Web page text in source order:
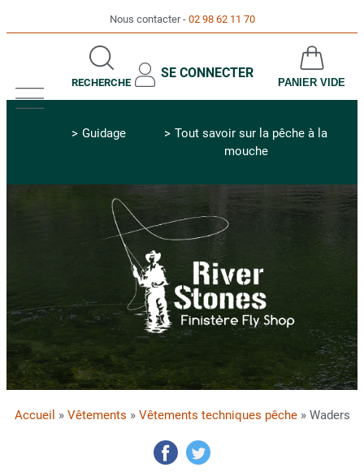
Nous contacter 02 98 62 11 70
RECHERCHE
SE CONNECTER
PANIER VIDE
Guidage
Tout savoir sur la pêche à la
mouche
Accueil » Vêtements » Vêtements techniques pêche» Waders